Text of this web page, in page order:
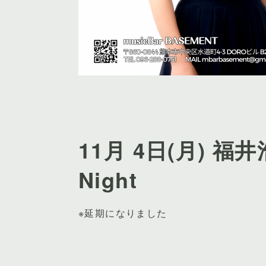
11月 4日(月) 福
Night
※延期になりました